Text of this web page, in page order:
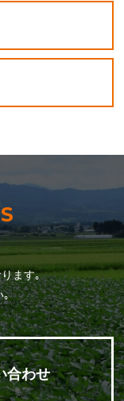
ます｡
｡
合わせ